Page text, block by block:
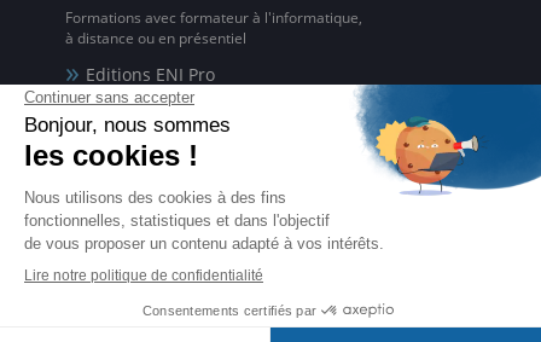
Formations avec formateur à l'informatique,
à distance ou en présentiel
Editions ENI Pro
pour les organismes de formation
ENI elearning
La solution de formation à l'informatique en ligne,
disponible en 5 langues
Certifications ENI
Certifications à l'informatique
éligibles CPF et reconnues par l'État